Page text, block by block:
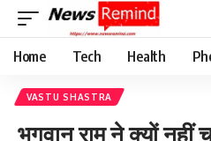
Home Tech Health
VASTU SHASTRA
भगवान राम ने क्यों नहीं